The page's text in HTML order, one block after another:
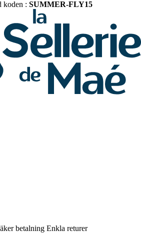
koden : SUMMER-FLY15
betalning Enkla returer